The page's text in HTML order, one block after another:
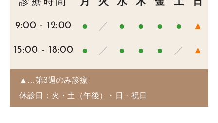
9:00 - 12:00 ● ／ ● ● ● ● ▲
15:00 - 18:00 ● ／ ● ● ● ／ ▲
▲…第3週のみ診療
休診日：火・土（午後）・日・祝日